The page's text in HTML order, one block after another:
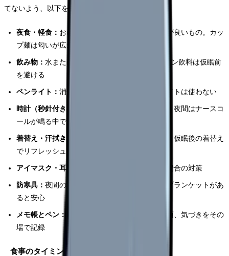
てないよう、以下を準備しておきましょう。
夜食・軽食： おにぎり、サンドイッチなど消化が良いもの。カッ
プ麺は匂いが広がるため避ける方が無難
飲み物： 水またはお茶（500ml×2本）。カフェイン飲料は仮眠前
を避ける
ペンライト： 消灯後の巡視で必須。スマホのライトは使わない
時計（秒針付き）：
脈拍測定や点滴管理に必要。夜間はナースコ
ールが鳴る中で正確な時間確認が重要
着替え・汗拭きシート：
夜勤は意外と汗をかく。仮眠後の着替え
でリフレッシュ
アイマスク・耳栓： 仮眠室が明るい・うるさい場合の対策
防寒具： 夜間の病棟は冷える。カーディガンやブランケットがあ
ると安心
メモ帳とペン：
申し送り内容、医師への報告事項、気づきをその
場で記録
食事のタイミングと内容